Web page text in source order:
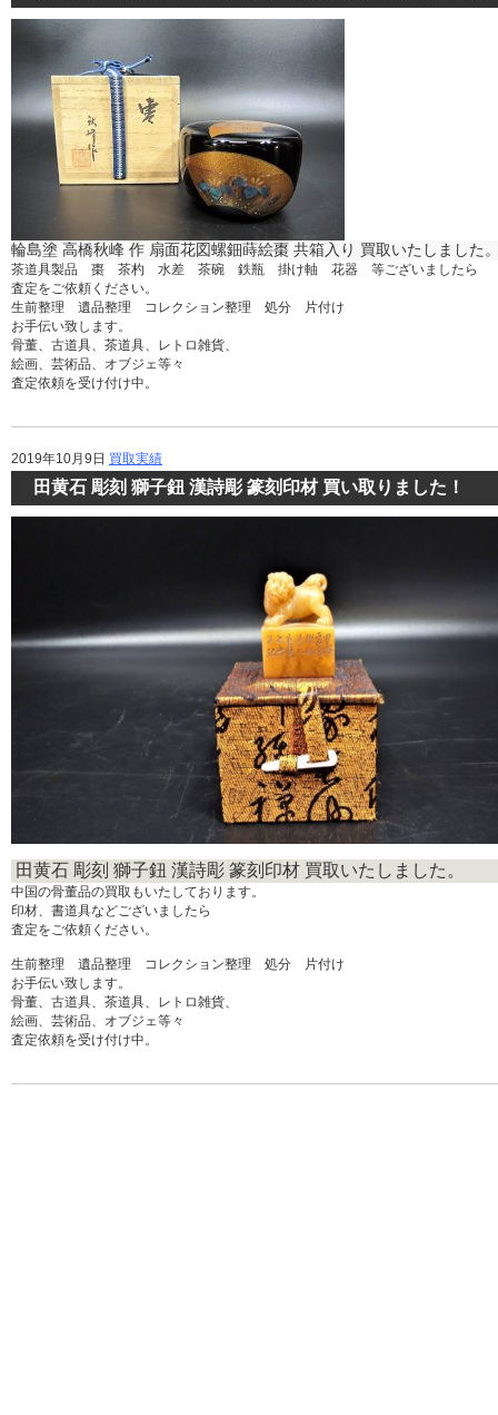
輪島塗 高橋秋峰 作 扇面花図螺鈿蒔絵棗 共箱入り 買取いたしました
茶道具製品 棗 茶杓 水差 茶碗 鉄瓶 掛け軸 花器 等ございましたら
査定をご依頼ください。
生前整理 遺品整理 コレクション整理 処分 片付け
お手伝い致します。
骨董、古道具、茶道具、レトロ雑貨、
絵画、芸術品、オブジェ等々
査定依頼を受け付け中。
2019年10月9日 買取実績
田黄石 彫刻 獅子鈕 漢詩彫 篆刻印材 買い取りました！
田黄石 彫刻 獅子鈕 漢詩彫 篆刻印材 買取いたしました。
中国の骨董品の買取もいたしております。
印材、書道具などございましたら
査定をご依頼ください。
生前整理 遺品整理 コレクション整理 処分 片付け
お手伝い致します。
骨董、古道具、茶道具、レトロ雑貨、
絵画、芸術品、オブジェ等々
査定依頼を受け付け中。